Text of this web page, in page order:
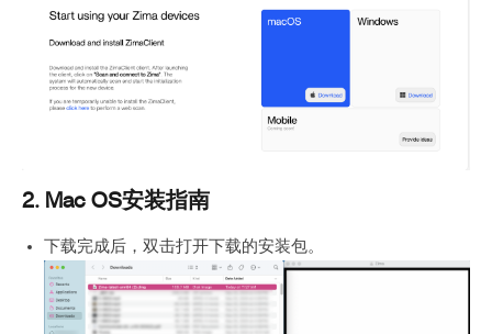
2. Mac OS安装指南
下载完成后，双击打开下载的安装包。